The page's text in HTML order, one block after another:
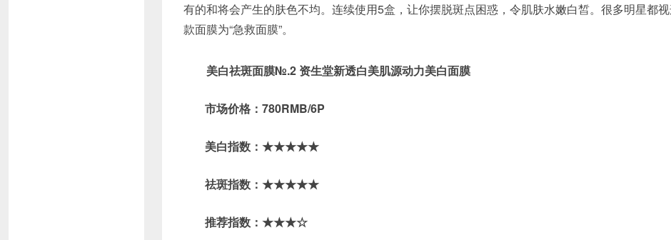
有的和将会产生的肤色不均。连续使用5盒，让你摆脱斑点困惑，令肌肤水嫩白皙。很多明星都
款面膜为“急救面膜”。
美白祛斑面膜№.2 资生堂新透白美肌源动力美白面膜
市场价格：780RMB/6P
美白指数：★★★★★
祛斑指数：★★★★★
推荐指数：★★★☆